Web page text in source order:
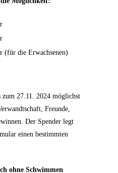
(für die Erwachsenen)
zum 27.11. 2024 möglichst
Freunde,
Der Spender legt
einen bestimmten
ohne Schwimmen